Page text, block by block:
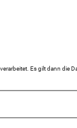
Es gilt dann die